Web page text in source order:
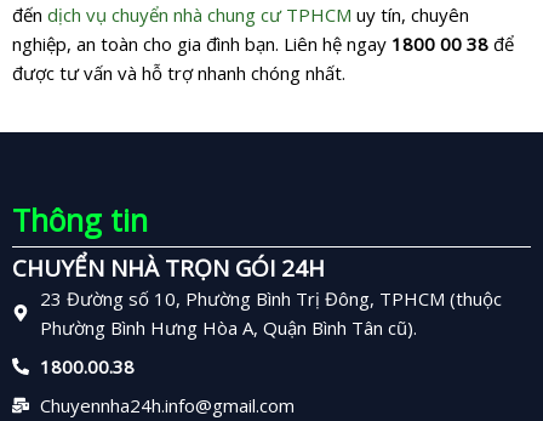
đến dịch vụ chuyển nhà chung cư TPHCM uy tín, chuyên
nghiệp, an toàn cho gia đình bạn. Liên hệ ngay 1800 00 38 để
được tư vấn và hỗ trợ nhanh chóng nhất.
Thông tin
CHUYỂN NHÀ TRỌN GÓI 24H
23 Đường số 10, Phường Bình Trị Đông, TPHCM (thuộc
Phường Bình Hưng Hòa A, Quận Bình Tân cũ).
1800.00.38
Chuyennha24h.info@gmail.com